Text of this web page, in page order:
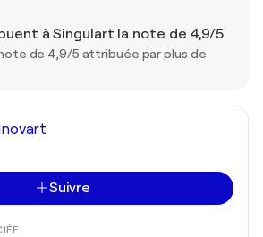
à Singulart la note de 4,9/5
de 4,9/5 attribuée par plus de
Suivre